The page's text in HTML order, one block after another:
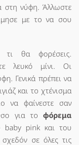
στη νύφη. Άλλωστε
με το να σου
θα φορέσεις.
λευκό μίνι. Οι
Γενικά πρέπει να
και το χτένισμα
να φαίνεστε σαν
για το φόρεμα
baby pink και του
σε όλες τις